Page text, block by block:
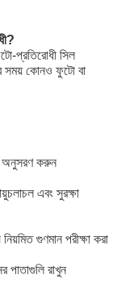
প্রতিরোধী সিল
সময় কোনও ফুটো বা
অনুসরণ করুন
এবং সুরক্ষা
গুণমান পরীক্ষা করা
পাতাগুলি রাখুন